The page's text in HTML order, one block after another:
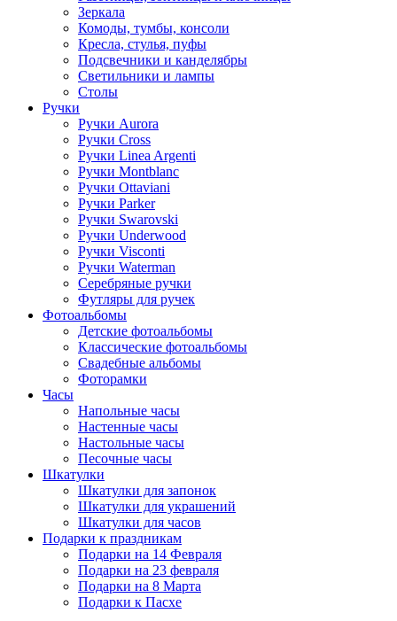
Зеркала
Комоды, тумбы, консоли
Кресла, стулья, пуфы
Подсвечники и канделябры
Светильники и лампы
Столы
Ручки
Ручки Aurora
Ручки Cross
Ручки Linea Argenti
Ручки Montblanc
Ручки Ottaviani
Ручки Parker
Ручки Swarovski
Ручки Underwood
Ручки Visconti
Ручки Waterman
Серебряные ручки
Футляры для ручек
Фотоальбомы
Детские фотоальбомы
Классические фотоальбомы
Свадебные альбомы
Фоторамки
Часы
Напольные часы
Настенные часы
Настольные часы
Песочные часы
Шкатулки
Шкатулки для запонок
Шкатулки для украшений
Шкатулки для часов
Подарки к праздникам
Подарки на 14 Февраля
Подарки на 23 февраля
Подарки на 8 Марта
Подарки к Пасхе